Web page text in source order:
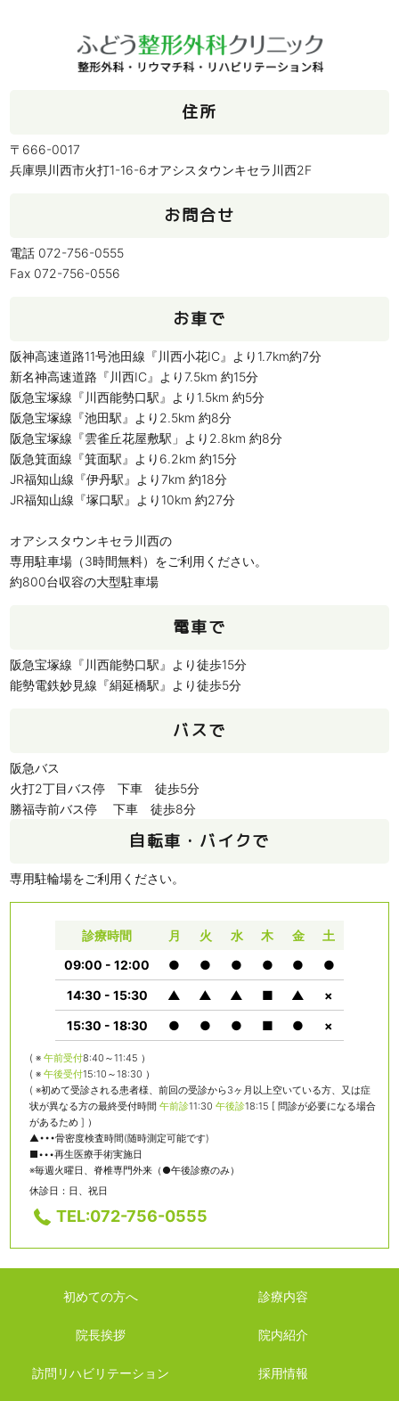
住所
〒666-0017
兵庫県川西市火打1-16-6オアシスタウンキセラ川西2F
お問合せ
電話 072-756-0555
Fax 072-756-0556
お車で
阪神高速道路11号池田線『川西小花IC』より1.7km約7分
新名神高速道路『川西IC』より7.5km 約15分
阪急宝塚線『川西能勢口駅』より1.5km 約5分
阪急宝塚線『池田駅』より2.5km 約8分
阪急宝塚線『雲雀丘花屋敷駅」より2.8km 約8分
阪急箕面線『箕面駅』より6.2km 約15分
JR福知山線『伊丹駅』より7km 約18分
JR福知山線『塚口駅』より10km 約27分
オアシスタウンキセラ川西の
専用駐車場（3時間無料）をご利用ください。
約800台収容の大型駐車場
電車で
阪急宝塚線『川西能勢口駅』より徒歩15分
能勢電鉄妙見線『絹延橋駅』より徒歩5分
バスで
阪急バス
火打2丁目バス停 下車 徒歩5分
勝福寺前バス停 下車 徒歩8分
自転車・バイクで
専用駐輪場をご利用ください。
診療時間 月 火 水 木 金
土
09:00 - 12:00
● ● ● ● ●
●
14:30 - 15:30
▲ ▲ ▲ ■ ▲
×
15:30 - 18:30
● ● ● ■ ● ×
( ※ 午前受付8:40～11:45 ）
( ※ 午後受付15:10～18:30 ）
( ※初めて受診される患者様、前回の受診から3ヶ月以上空いている方、又は症
状が異なる方の最終受付時間 午前診11:30 午後診18:15 [ 問診が必要になる場合
があるため ] ）
▲•••骨密度検査時間(随時測定可能です)
■•••再生医療手術実施日
※毎週火曜日、脊椎専門外来（●午後診療のみ）
休診日：日、祝日
TEL:072-756-0555
初めての方へ 診療内容
院長挨拶 院内紹介
訪問リハビリテーション 採用情報